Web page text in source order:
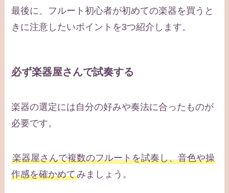
最後に、フルート初心者が初めての楽器を買うと
きに注意したいポイントを3つ紹介します。
必ず楽器屋さんで試奏する
楽器の選定には自分の好みや奏法に合ったものが
必要です。
楽器屋さんで複数のフルートを試奏し、音色や操
作感を確かめてみましょう。